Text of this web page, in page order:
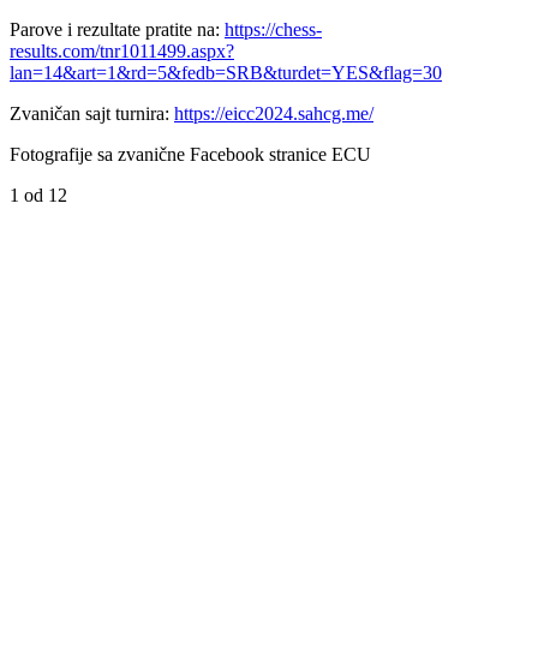
Parove i rezultate pratite na: https://chess-
results.com/tnr1011499.aspx?
lan=14&art=1&rd=5&fedb=SRB&turdet=YES&flag=30
Zvaničan sajt turnira: https://eicc2024.sahcg.me/
Fotografije sa zvanične Facebook stranice ECU
1 od 12